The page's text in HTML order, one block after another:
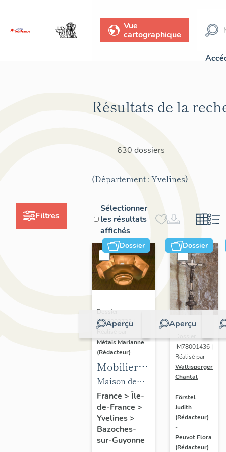
Vue
cartographique
Filtres
Résultats de la
630 dossiers
(Département : Yvelines)
Sélectionner
les résultats
affichés
Dossier
Aperçu
Dossier
IM78002723 |
Métais Marianne
(Rédacteur)
Mobilier
de la
maison
Louis
Carré
Maison de
villégiature
dite maison
Louis Carré
France > Île-
de-France >
Yvelines>
Bazoches-
sur-Guyonne
Dossier
Aperçu
Dossier
IM78001436 |
Réalisé par
Waltisperger
Chantal
-
Förstel
Judith
(Rédacteur)
-
Peuvot Flora
(Rédacteur)